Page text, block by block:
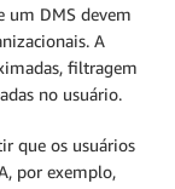
um DMS devem
A
filtragem
no usuário.
que os usuários
por exemplo,